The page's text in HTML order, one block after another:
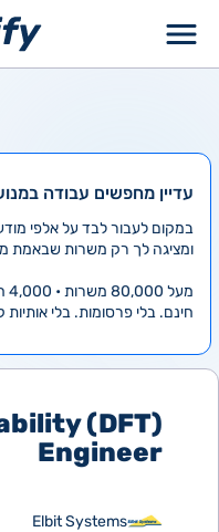
עדיין מחפשים עבודה
ומציגה לך רק משרות שבאמת
מעל 80,000 משרות • 4,000 חדשות ביום
חינם. בלי פרסומות. בלי אותיות
(DFT)
Engineer
Elbit Systems